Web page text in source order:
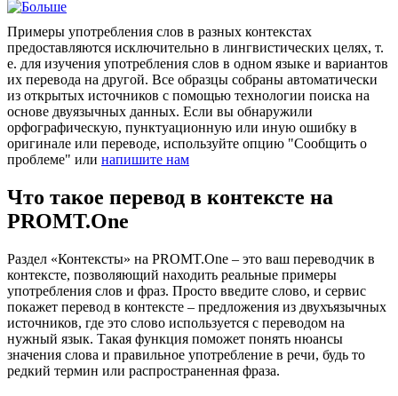
Примеры употребления слов в разных контекстах
предоставляются исключительно в лингвистических целях, т.
е. для изучения употребления слов в одном языке и вариантов
их перевода на другой. Все образцы собраны автоматически
из открытых источников с помощью технологии поиска на
основе двуязычных данных. Если вы обнаружили
орфографическую, пунктуационную или иную ошибку в
оригинале или переводе, используйте опцию "Сообщить о
проблеме" или напишите нам
Что такое перевод в контексте на
PROMT.One
Раздел «Контексты» на PROMT.One – это ваш переводчик в
контексте, позволяющий находить реальные примеры
употребления слов и фраз. Просто введите слово, и сервис
покажет перевод в контексте – предложения из двухъязычных
источников, где это слово используется с переводом на
нужный язык. Такая функция поможет понять нюансы
значения слова и правильное употребление в речи, будь то
редкий термин или распространенная фраза.